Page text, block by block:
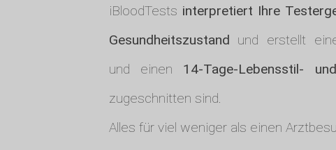
iBloodTests interpretiert Ihre
Gesundheitszustand und erstellt
und einen 14-Tage-Lebensstil-
zugeschnitten sind.
Alles für viel weniger als einen